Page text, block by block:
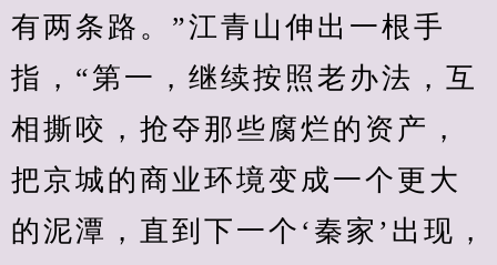
有两条路。”江青山伸出一根手
指，“第一，继续按照老办法，互
相撕咬，抢夺那些腐烂的资产，
把京城的商业环境变成一个更大
的泥潭，直到下一个‘秦家’出现，